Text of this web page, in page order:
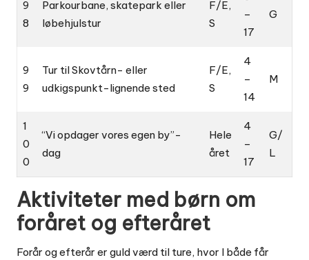
9
8
Parkourbane, skatepark eller
løbehjulstur
F/E,
S
–
17
G
9
9
Tur til Skovtårn- eller
udkigspunkt-lignende sted
F/E,
S
4
–
14
M
1
0
0
“Vi opdager vores egen by”-
dag
Hele
året
4
–
17
G/
L
Aktiviteter med børn om
foråret og efteråret
Forår og efterår er guld værd til ture, hvor I både får